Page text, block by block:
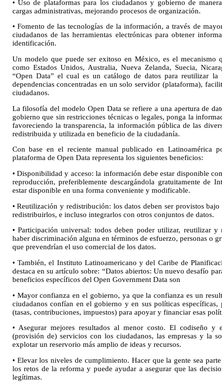
• Uso de plataformas para los ciudadanos y gobierno de
cargas administrativas, mejorando procesos de organización.
• Fomento de las tecnologías de la información, a través de
ciudadanos de las herramientas electrónicas para obtener
identificación.
Un modelo que puede ser exitoso en México, es el mecanismo
como Estados Unidos, Australia, Nueva Zelanda, Suecia,
“Open Data” el cual es un catálogo de datos para reutilizar
dependencias concentradas en un solo servidor (plataforma),
ciudadanos.
La filosofía del modelo Open Data se refiere a una apertura de
gobierno que sin restricciones técnicas o legales, ponga la
favoreciendo la transparencia, la información pública de las
redistribuida y utilizada en beneficio de la ciudadanía.
Con base en el reciente manual publicado en Latinoamérica
plataforma de Open Data representa los siguientes beneficios:
• Disponibilidad y acceso: la información debe estar disponible
reproducción, preferiblemente descargándola gratuitamente de
estar disponible en una forma conveniente y modificable.
• Reutilización y redistribución: los datos deben ser provistos
redistribuirlos, e incluso integrarlos con otros conjuntos de datos.
• Participación universal: todos deben poder utilizar, reutilizar
haber discriminación alguna en términos de esfuerzo, personas o
que prevendrían el uso comercial de los datos.
• También, el Instituto Latinoamericano y del Caribe de
destaca en su artículo sobre: “Datos abiertos: Un nuevo desafío
beneficios específicos del Open Government Data son
• Mayor confianza en el gobierno, ya que la confianza es un
ciudadanos confían en el gobierno y en sus políticas específicas,
(tasas, contribuciones, impuestos) para apoyar y financiar esas
• Asegurar mejores resultados al menor costo. El codiseño y
(provisión de) servicios con los ciudadanos, las empresas y la
explotar un reservorio más amplio de ideas y recursos.
• Elevar los niveles de cumplimiento. Hacer que la gente sea
los retos de la reforma y puede ayudar a asegurar que las
legítimas.